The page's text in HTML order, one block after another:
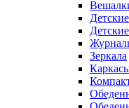
Зеркала